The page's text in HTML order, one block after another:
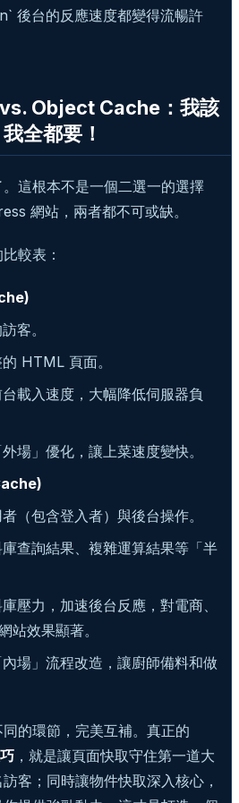
後台的反應速度都變得流暢許
Object Cache：我該
全都要！
這根本不是一個二選一的選擇
網站，兩者都不可或缺。
較表：
客。
HTML 頁面。
載入速度，大幅降低伺服器負
場」優化，讓上菜速度變快。
（包含登入者）與後台操作。
庫查詢結果、複雜運算結果等「半
壓力，加速後台反應，對電商、
站效果顯著。
場」流程改造，讓廚師備料和做
的環節，完美互補。真正的
，就是讓頁面快取守住第一道大
客；同時讓物件快取深入核心，